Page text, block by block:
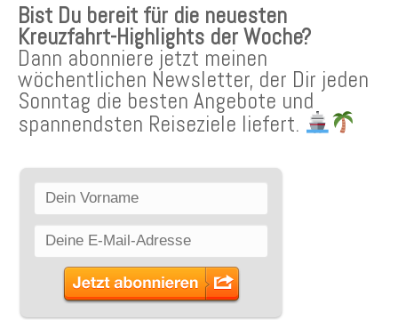
Bist Du bereit für die neuesten
Kreuzfahrt-Highlights der Woche?
Dann abonniere jetzt meinen
wöchentlichen Newsletter, der Dir jeden
Sonntag die besten Angebote und
spannendsten Reiseziele liefert.